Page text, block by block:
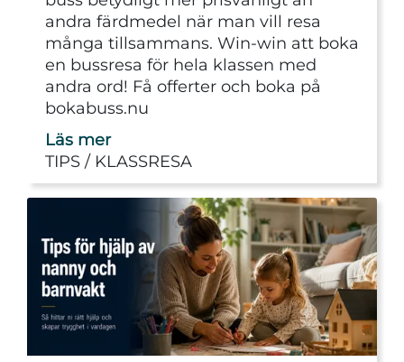
andra färdmedel när man vill resa
många tillsammans. Win-win att boka
en bussresa för hela klassen med
andra ord! Få offerter och boka på
bokabuss.nu
Läs mer
TIPS
KLASSRESA